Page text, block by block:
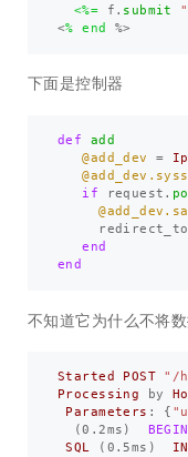
  <%=
f . submit
<% end %>
下面是控制器
def
add
@add_dev
= Ip
if
request .
redirect_to
end
end
不知道它为什么不将
Started POST "/
Processing
by
Parameters : {
(0.2ms )
BEGIN
SQL
( 0.5ms )